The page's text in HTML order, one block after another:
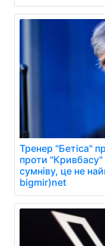
Тренер "Бетіса"
проти "Кривбасу"
сумніву, це не
bigmir)net